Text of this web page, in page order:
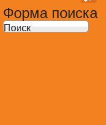
Форма поиска
Поиск